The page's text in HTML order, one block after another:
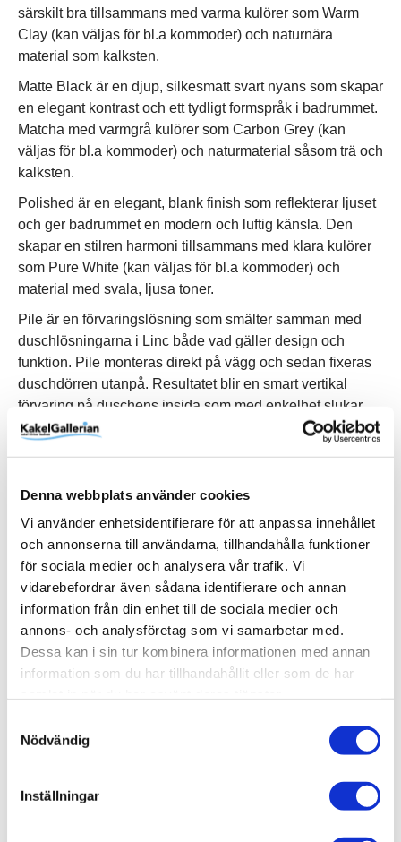
Denna webbplats använder cookies
Vi använder enhetsidentifierare för att anpassa innehållet
och annonserna till användarna, tillhandahålla funktioner
för sociala medier och analysera vår trafik. Vi
vidarebefordrar även sådana identifierare och annan
information från din enhet till de sociala medier och
annons- och analysföretag som vi samarbetar med.
Dessa kan i sin tur kombinera informationen med annan
information som du har tillhandahållit eller som de har
Nödvändig
Inställningar
särskilt bra tillsammans med varma kulörer som Warm
Clay (kan väljas för bl.a kommoder) och naturnära
material som kalksten.
Matte Black är en djup, silkesmatt svart nyans som skapar
en elegant kontrast och ett tydligt formspråk i badrummet.
Matcha med varmgrå kulörer som Carbon Grey (kan
väljas för bl.a kommoder) och naturmaterial såsom trä och
kalksten.
Polished är en elegant, blank finish som reflekterar ljuset
och ger badrummet en modern och luftig känsla. Den
skapar en stilren harmoni tillsammans med klara kulörer
som Pure White (kan väljas för bl.a kommoder) och
material med svala, ljusa toner.
Pile är en förvaringslösning som smälter samman med
duschlösningarna i Linc både vad gäller design och
funktion. Pile monteras direkt på vägg och sedan fixeras
duschdörren utanpå. Resultatet blir en smart vertikal
förvaring på duschens insida som med enkelhet slukar
familjens alla schampo- och duschflaskor utan att ta extra
onödig plats i själva duschytan. Pile kommer med fem
behov. Skruvas i vägg alternativt limmas upp med Safe-
Produktinformation
artikelnummer:
56030178+80000691+80000675-
INR
Varumärken / INR /